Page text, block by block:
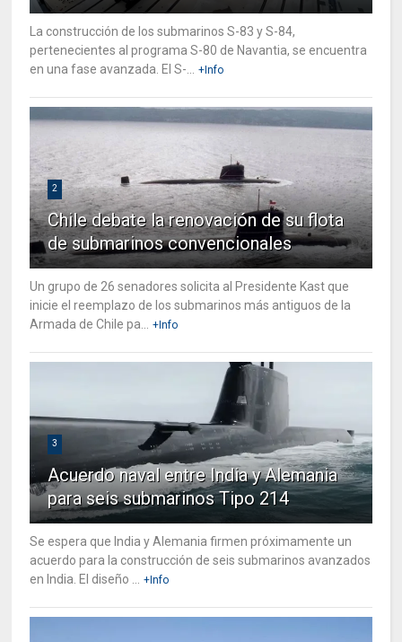
La construcción de los submarinos S-83 y S-84,
pertenecientes al programa S-80 de Navantia, se encuentra
en una fase avanzada. El S-...
+Info
2
Chile debate la renovación de su flota
de submarinos convencionales
Un grupo de 26 senadores solicita al Presidente Kast que
inicie el reemplazo de los submarinos más antiguos de la
Armada de Chile pa...
+Info
3
Acuerdo naval entre India y Alemania
para seis submarinos Tipo 214
Se espera que India y Alemania firmen próximamente un
acuerdo para la construcción de seis submarinos avanzados
en India. El diseño ...
+Info